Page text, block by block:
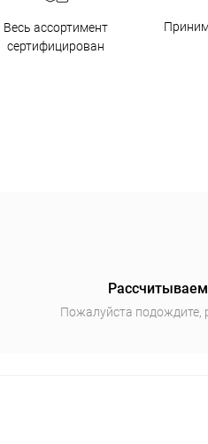
Весь ассортимент
сертифицирован
Пожалуйста подождите,